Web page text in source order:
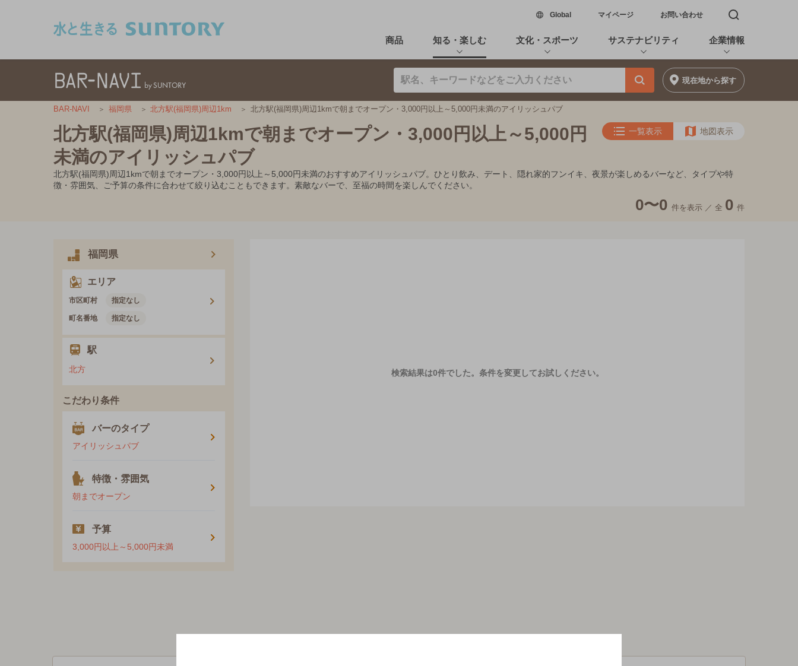
Global新しいウィンドウで開く
マイページ お問い合わせ 検索窓を開く
商品 知る・楽しむ 文化・スポーツ サステナビリティ 企業情報
現在地から探す
BAR-NAVI 福岡県 北方駅(福岡県)周辺1km 北方駅(福岡県)周辺1kmで朝までオープン・3,000円以上～5,000円未満のアイリッシュパブ
北方駅(福岡県)周辺1kmで朝までオープン・3,000円以上～5,000円
未満のアイリッシュパブ
一覧表示 地図表示
北方駅(福岡県)周辺1kmで朝までオープン・3,000円以上～5,000円未満のおすすめアイリッシュパブ。ひとり飲み、デート、隠れ家的フンイキ、夜景が楽しめるバーなど、タイプや特
徴・雰囲気、ご予算の条件に合わせて絞り込むこともできます。素敵なバーで、至福の時間を楽しんでください。
0〜0 件を表示 ／ 全 0 件
福岡県
エリア
市区町村 指定なし
町名番地 指定なし
駅
北方
こだわり条件
バーのタイプ
アイリッシュパブ
特徴・雰囲気
朝までオープン
予算
3,000円以上～5,000円未満
検索結果は0件でした。 条件を変更してお試しください。